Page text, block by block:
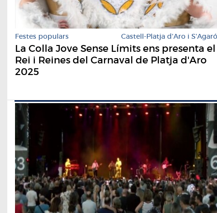
Festes populars Castell-Platja d'Aro i S'Agaró
La Colla Jove Sense Límits ens presenta el
Rei i Reines del Carnaval de Platja d'Aro
2025